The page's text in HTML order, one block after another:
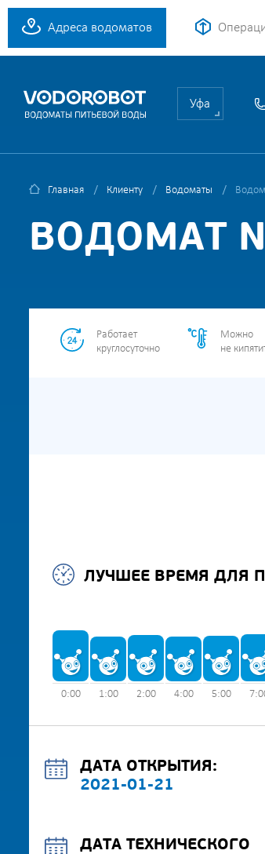
Адреса водоматов
Уфа
Главная Клиенту Водоматы
ВОДОМАТ
Работает
круглосуточно
Можно
не
ЛУЧШЕЕ ВРЕМЯ ДЛЯ
0:00 1:00 2:00 4:00 5:00
ДАТА ОТКРЫТИЯ:
2021-01-21
ДАТА ТЕХНИЧЕСКОГО